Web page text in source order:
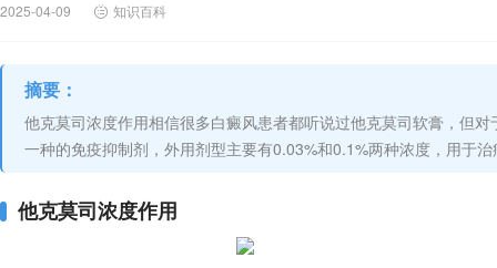
2025-04-09 知识百科
摘要：
他克莫司浓度作用相信很多白癜风患者都听说过他克莫司软膏，但
一种的免疫抑制剂，外用剂型主要有0.03%和0.1%两种浓度，用于
他克莫司浓度作用